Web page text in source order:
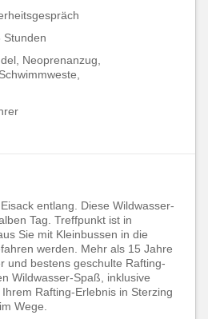
Stunden
Neoprenanzug,
entlang. Diese Wildwasser-
Tag. Treffpunkt ist in
Sie mit Kleinbussen in die
werden. Mehr als 15 Jahre
und bestens geschulte Rafting-
Wildwasser-Spaß, inklusive
Rafting-Erlebnis in Sterzing
Wege.